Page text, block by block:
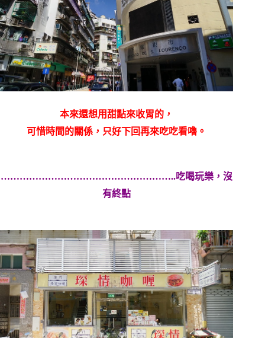
本來還想用甜點來收胃的，
可惜時間的關係，只好下回再來吃吃看嚕。
………………………………………………..吃喝玩樂，沒
有終點